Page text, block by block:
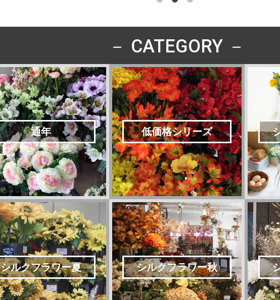
－ CATEGORY －
通年 低価格シリーズ
シルクフラワー夏 シルクフラワー秋